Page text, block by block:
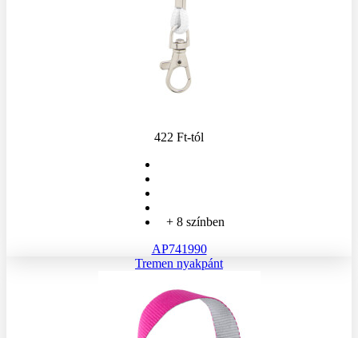
422 Ft-tól
+ 8 színben
AP741990
Tremen nyakpánt